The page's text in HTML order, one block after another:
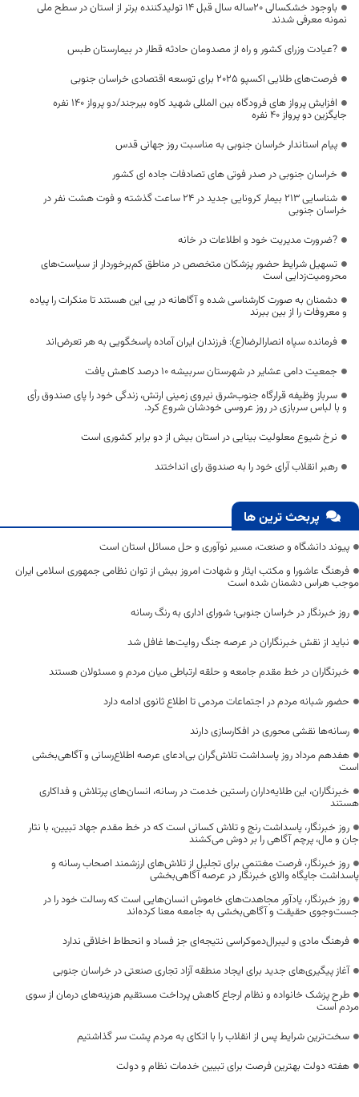
باوجود خشکسالی 20ساله سال قبل ۱۴ تولیدکننده برتر از استان در سطح ملی
نمونه معرفی شدند
?عیادت وزرای کشور و راه از مصدومان حادثه قطار در بیمارستان طبس
فرصت‌های طلایی اکسپو 2025 برای توسعه اقتصادی خراسان جنوبی
افزایش پرواز های فرودگاه بین المللی شهید کاوه بیرجند/دو پرواز 140 نفره
جایگزین دو پرواز 40 نفره
پیام استاندار خراسان جنوبی به مناسبت روز جهانی قدس
خراسان جنوبی در صدر فوتی های تصادفات جاده ای کشور
شناسایی ۲۱۳ بیمار کرونایی جدید در ۲۴ ساعت گذشته و فوت هشت نفر در
خراسان جنوبی
?ضرورت مدیریت خود و اطلاعات در خانه
تسهیل شرایط حضور پزشکان متخصص در مناطق کم‌برخوردار از سیاست‌های
محرومیت‌زدایی است
دشمنان به صورت کارشناسی شده و آگاهانه در پی این هستند تا منکرات را پیاده
و معروفات را از بین ببرند
فرمانده سپاه انصارالرضا(ع): فرزندان ایران آماده پاسخگویی به هر تعرض‌اند
جمعیت دامی عشایر در شهرستان سربیشه ۱۰ درصد کاهش یافت
سرباز وظیفه قرارگاه جنوب‌شرق نیروی زمینی ارتش، زندگی خود را پای صندوق رأی
و با لباس سربازی در روز عروسی خودشان شروع کرد.
نرخ شیوع معلولیت بینایی در استان بیش از دو برابر کشوری است
رهبر انقلاب آرای خود را به صندوق رای انداختند
پربحث ترین ها
پیوند دانشگاه و صنعت، مسیر نوآوری و حل مسائل استان است
فرهنگ عاشورا و مکتب ایثار و شهادت امروز بیش از توان نظامی جمهوری اسلامی ایران
موجب هراس دشمنان شده است
روز خبرنگار در خراسان جنوبی؛ شورای اداری به رنگ رسانه
نباید از نقش خبرنگاران در عرصه جنگ روایت‌ها غافل شد
خبرنگاران در خط مقدم جامعه و حلقه ارتباطی میان مردم و مسئولان هستند
حضور شبانه مردم در اجتماعات مردمی تا اطلاع ثانوی ادامه دارد
رسانه‌ها نقشی محوری در افکارسازی دارند
هفدهم مرداد روز پاسداشت تلاش‌گران بی‌ادعای عرصه اطلاع‌رسانی و آگاهی‌بخشی
است
خبرنگاران، این طلایه‌داران راستین خدمت در رسانه، انسان‌های پرتلاش و فداکاری
هستند
روز خبرنگار، پاسداشت رنج و تلاش کسانی است که در خط مقدم جهاد تبیین، با نثار
جان و مال، پرچم آگاهی را بر دوش می‌کشند
روز خبرنگار، فرصت مغتنمی برای تجلیل از تلاش‌های ارزشمند اصحاب رسانه و
پاسداشت جایگاه والای خبرنگار در عرصه آگاهی‌بخشی
روز خبرنگار، یادآور مجاهدت‌های خاموش انسان‌هایی است که رسالت خود را در
جست‌وجوی حقیقت و آگاهی‌بخشی به جامعه معنا کرده‌اند
فرهنگ مادی و لیبرال‌دموکراسی نتیجه‌ای جز فساد و انحطاط اخلاقی ندارد
آغاز پیگیری‌های جدید برای ایجاد منطقه آزاد تجاری صنعتی در خراسان جنوبی
طرح پزشک خانواده و نظام ارجاع کاهش پرداخت مستقیم هزینه‌های درمان از سوی
مردم است
سخت‌ترین شرایط پس از انقلاب را با اتکای به مردم پشت سر گذاشتیم
هفته دولت بهترین فرصت برای تبیین خدمات نظام و دولت